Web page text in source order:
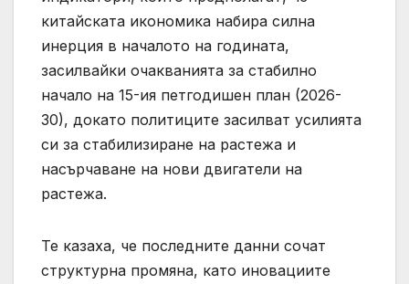
китайската икономика набира силна
инерция в началото на годината,
засилвайки очакванията за стабилно
начало на 15-ия петгодишен план (2026-
30), докато политиците засилват усилията
си за стабилизиране на растежа и
насърчаване на нови двигатели на
растежа.
Те казаха, че последните данни сочат
структурна промяна, като иновациите